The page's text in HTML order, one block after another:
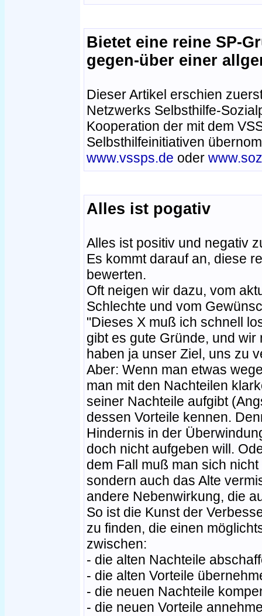
Bietet eine reine SP-
gegen-über einer
Dieser Artikel erschien
Netzwerks Selbsthilfe-
Kooperation der mit dem
Selbsthilfeinitiativen
www.vssps.de oder
Alles ist pogativ
Alles ist positiv und negativ
Es kommt darauf an, diese
bewerten.
Oft neigen wir dazu, vom
Schlechte und vom
"Dieses X muß ich schnell
gibt es gute Gründe, und
haben ja unser Ziel, uns zu
Aber: Wenn man etwas
man mit den Nachteilen
seiner Nachteile aufgibt
dessen Vorteile kennen.
Hindernis in der
doch nicht aufgeben will.
dem Fall muß man sich
sondern auch das Alte
andere Nebenwirkung, die
So ist die Kunst der
zu finden, die einen
zwischen:
- die alten Nachteile
- die alten Vorteile
- die neuen Nachteile
- die neuen Vorteile